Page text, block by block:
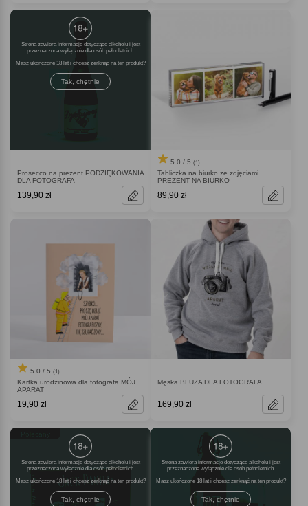
Strona zawiera informacje dotyczące alkoholu i jest
przeznaczona wyłącznie dla osób pełnoletnich.
Masz ukończone 18 lat i chcesz zerknąć na ten produkt
Tak, chętnie
Prosecco na prezent PODZIĘKOWANIA
DLA FOTOGRAFA
139,90 zł
5.0 / 5 (1)
Tabliczka na biurko ze zdjęciami
PREZENT NA BIURKO
89,90 zł
5.0 / 5 (1)
Kartka urodzinowa dla fotografa MÓJ
APARAT
19,90 zł
Męska BLUZA DLA FOTOGRAFA
169,90 zł
Strona zawiera informacje dotyczące alkoholu i jest
przeznaczona wyłącznie dla osób pełnoletnich.
Masz ukończone 18 lat i chcesz zerknąć na ten produkt
Tak, chętnie
Strona zawiera informacje dotyczące alkoholu i jest
przeznaczona wyłącznie dla osób pełnoletnich.
Masz ukończone 18 lat i chcesz zerknąć na ten produkt
Tak, chętnie